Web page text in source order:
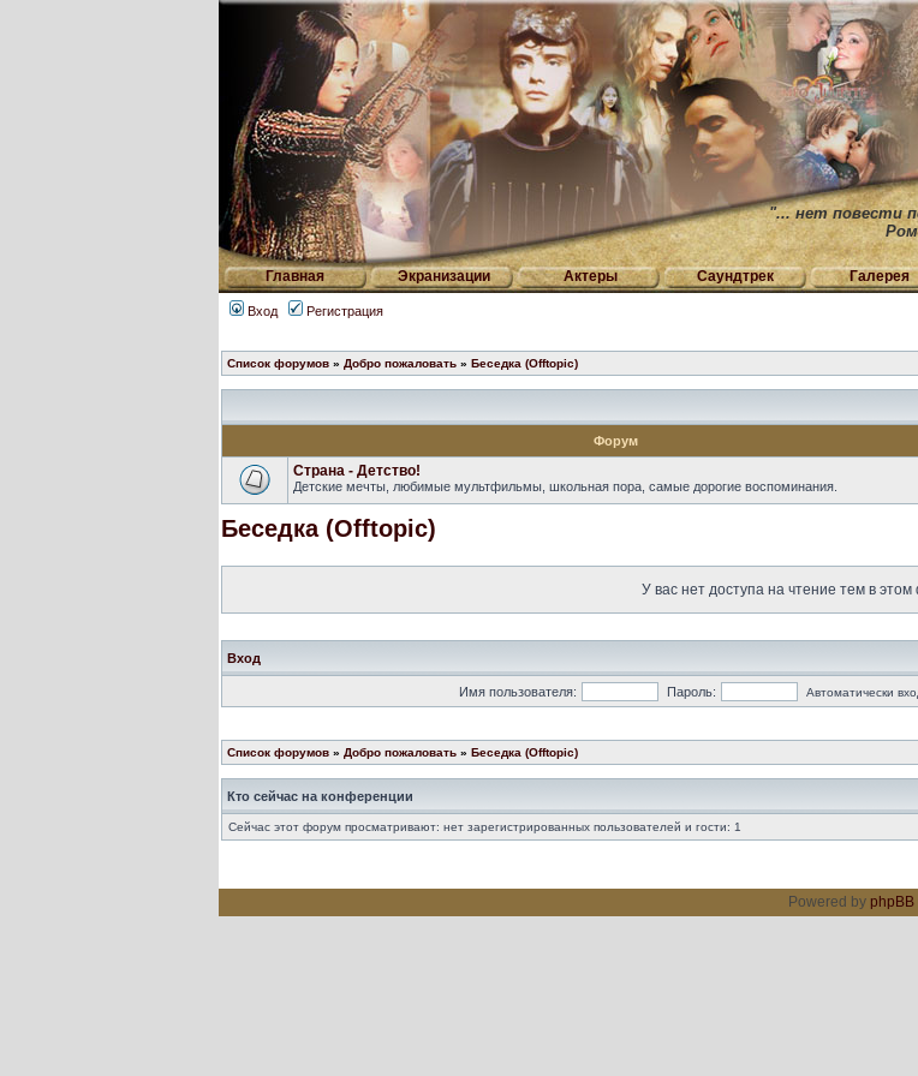
"... нет повести
Главная Экранизации Актеры Саундтрек Галерея
Вход Регистрация
Список форумов » Добро пожаловать » Беседка (Offtopic)
Форум
Страна - Детство!
Детские мечты, любимые мультфильмы, школьная пора, самые дорогие воспоминания.
Беседка (Offtopic)
У вас нет доступа на чтение тем в
Вход
Имя пользователя: Пароль: Автоматически
Список форумов » Добро пожаловать » Беседка (Offtopic)
Кто сейчас на конференции
Сейчас этот форум просматривают: нет зарегистрированных пользователей и гости: 1
Powered by phpBB